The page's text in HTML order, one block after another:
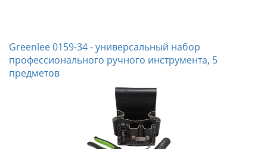
Greenlee 0159-34 - универсальный набор
профессионального ручного инструмента, 5
предметов